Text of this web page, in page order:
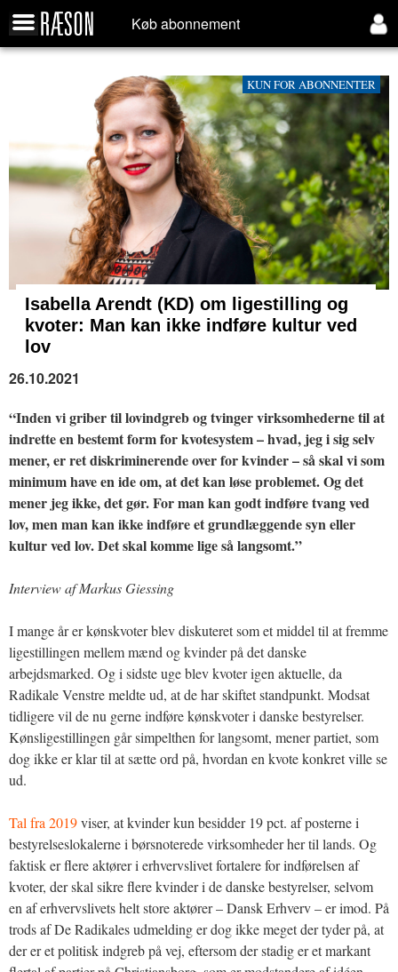
Køb abonnement
KUN FOR ABONNENTER
Isabella Arendt (KD) om ligestilling og
kvoter: Man kan ikke indføre kultur ved
lov
26.10.2021
“Inden vi griber til lovindgreb og tvinger virksomhederne til at
indrette en bestemt form for kvotesystem – hvad, jeg i sig selv
mener, er ret diskriminerende over for kvinder – så skal vi som
minimum have en ide om, at det kan løse problemet. Og det
mener jeg ikke, det gør. For man kan godt indføre tvang ved
lov, men man kan ikke indføre et grundlæggende syn eller
kultur ved lov. Det skal komme lige så langsomt.”
Interview af Markus Giessing
I mange år er kønskvoter blev diskuteret som et middel til at fremme
ligestillingen mellem mænd og kvinder på det danske
arbejdsmarked. Og i sidste uge blev kvoter igen aktuelle, da
Radikale Venstre meldte ud, at de har skiftet standpunkt. Modsat
tidligere vil de nu gerne indføre kønskvoter i danske bestyrelser.
Kønsligestillingen går simpelthen for langsomt, mener partiet, som
dog ikke er klar til at sætte ord på, hvordan en kvote konkret ville se
ud.
Tal fra 2019viser, at kvinder kun besidder 19 pct. af posterne i
bestyrelseslokalerne i børsnoterede virksomheder her til lands. Og
faktisk er flere aktører i erhvervslivet fortalere for indførelsen af
kvoter, der skal sikre flere kvinder i de danske bestyrelser, selvom
en af erhvervslivets helt store aktører – Dansk Erhverv – er imod. På
trods af De Radikales udmelding er dog ikke meget der tyder på, at
der er et politisk indgreb på vej, eftersom der stadig er et markant